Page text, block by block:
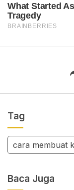
Tag
cara membuat
Baca Juga